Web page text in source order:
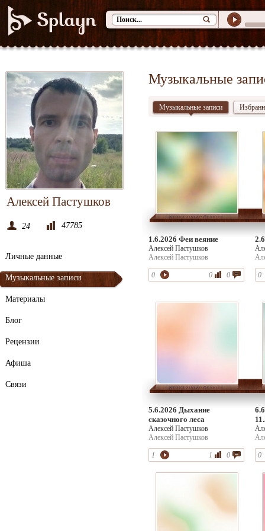
Алексей Пастушков
24 47785
Личные данные
Музыкальные записи
Материалы
Блог
Рецензии
Афиша
Связи
Музыкальные
Музыкальные записи
1.6.2026 Феи веяние
Алексей Пастушков
Алексей Пастушков
0 0
0 0
5.6.2026 Дыхание
сказочного леса
Алексей Пастушков
Алексей Пастушков
1 0
1 0